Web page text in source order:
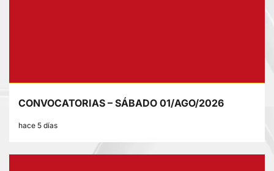
CONVOCATORIAS – SÁBADO 01/AGO/2026
hace 5 días